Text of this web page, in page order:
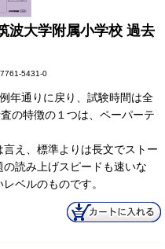
波大学附属小学校 過去
5431-0
年通りに戻り、試験時間は全
の特徴の１つは、ペーパーテ
言え、標準よりは長文でストー
読み上げスピードも速いな
ベルのものです。